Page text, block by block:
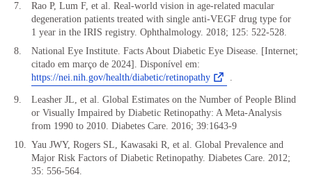
Rao P, Lum F, et al. Real-world vision in age-related macular
degeneration patients treated with single anti-VEGF drug type for
1 year in the IRIS registry. Ophthalmology. 2018; 125: 522-528.
National Eye Institute. Facts About Diabetic Eye Disease. [Internet;
citado em março de 2024]. Disponível em:
https://nei.nih.gov/health/diabetic/retinopathy
.
Leasher JL, et al. Global Estimates on the Number of People Blind
or Visually Impaired by Diabetic Retinopathy: A Meta-Analysis
from 1990 to 2010. Diabetes Care. 2016; 39:1643-9
Yau JWY, Rogers SL, Kawasaki R, et al. Global Prevalence and
Major Risk Factors of Diabetic Retinopathy. Diabetes Care. 2012;
35: 556-564.